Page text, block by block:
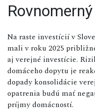
Na raste investícií v
mali v roku 2025
aj verejné investície.
domáceho dopytu je
dopady konsolidácie
opatrenia budú mať
príjmy domácností.